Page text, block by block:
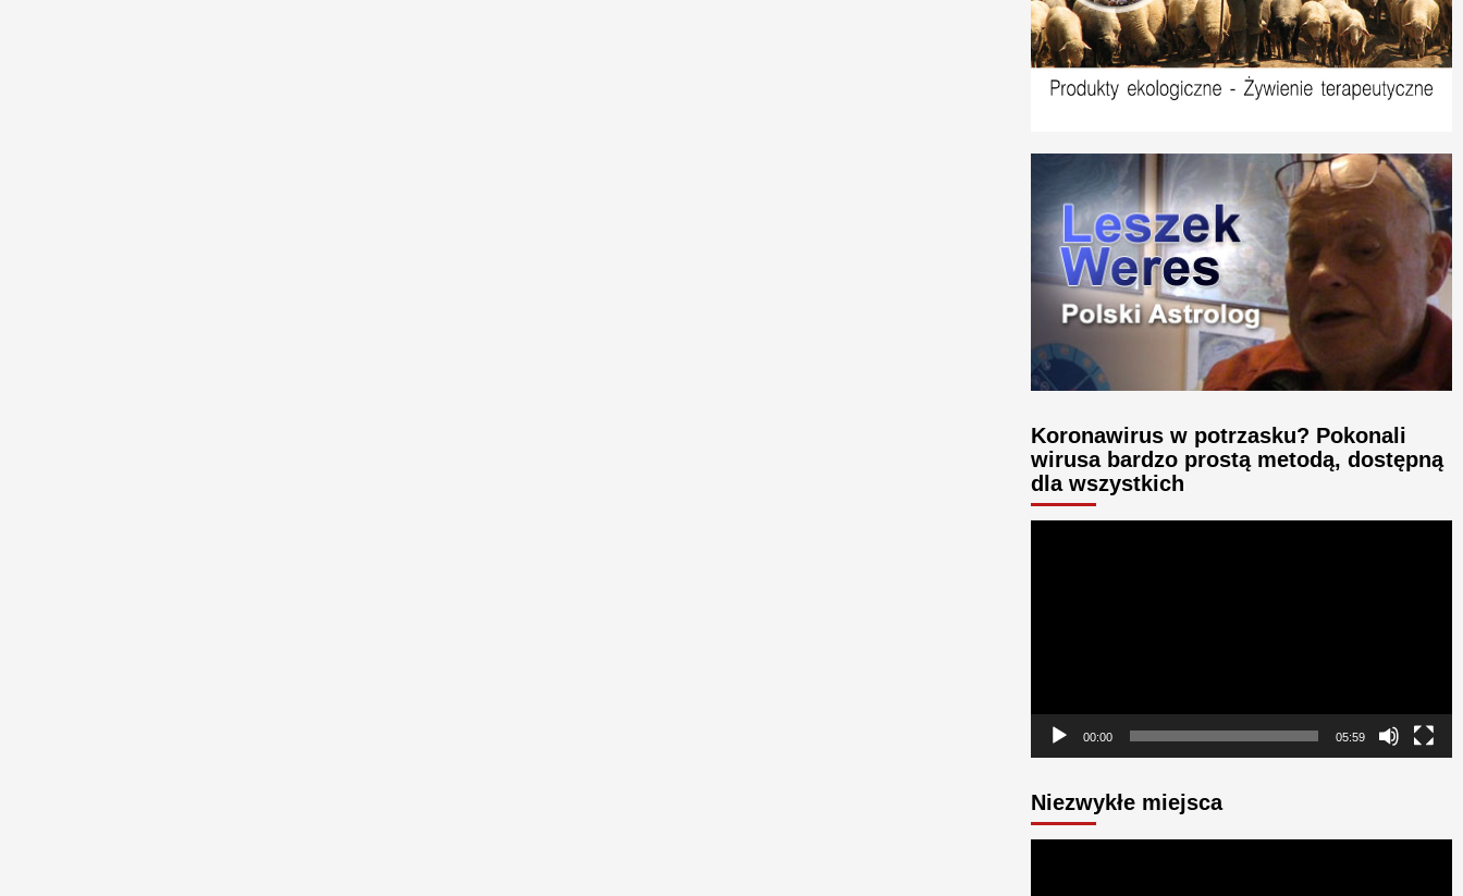
Koronawirus w potrzasku? Pokonali
wirusa bardzo prostą metodą, dostępną
dla wszystkich
00:00 05:59
Niezwykłe miejsca